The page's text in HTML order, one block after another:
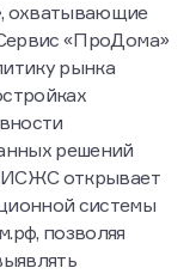
охватывающие
«ПроДома»
рынка
решений
открывает
системы
позволяя